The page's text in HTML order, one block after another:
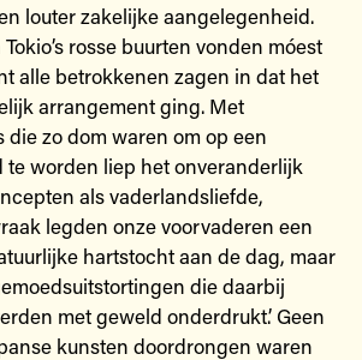
louter zakelijke aangelegenheid.
rosse buurten vonden móest
alle betrokkenen zagen in dat het
arrangement ging. Met
die zo dom waren om op een
te worden liep het onveranderlijk
als vaderlandsliefde,
legden onze voorvaderen een
hartstocht aan de dag, maar
die daarbij
met geweld onderdrukt.’ Geen
kunsten doordrongen waren